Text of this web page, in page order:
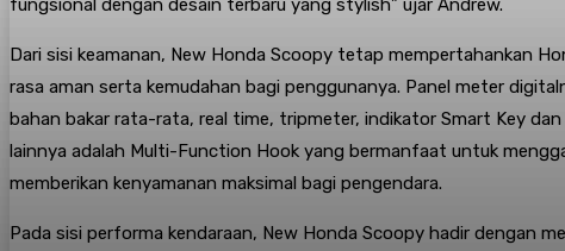
fungsional dengan desain terbaru yang stylish” ujar Andrew.
Dari sisi keamanan, New Honda Scoopy tetap mempertahankan
rasa aman serta kemudahan bagi penggunanya. Panel meter
bahan bakar rata-rata, real time, tripmeter, indikator Smart Key
lainnya adalah Multi-Function Hook yang bermanfaat untuk
memberikan kenyamanan maksimal bagi pengendara.
Pada sisi performa kendaraan, New Honda Scoopy hadir dengan